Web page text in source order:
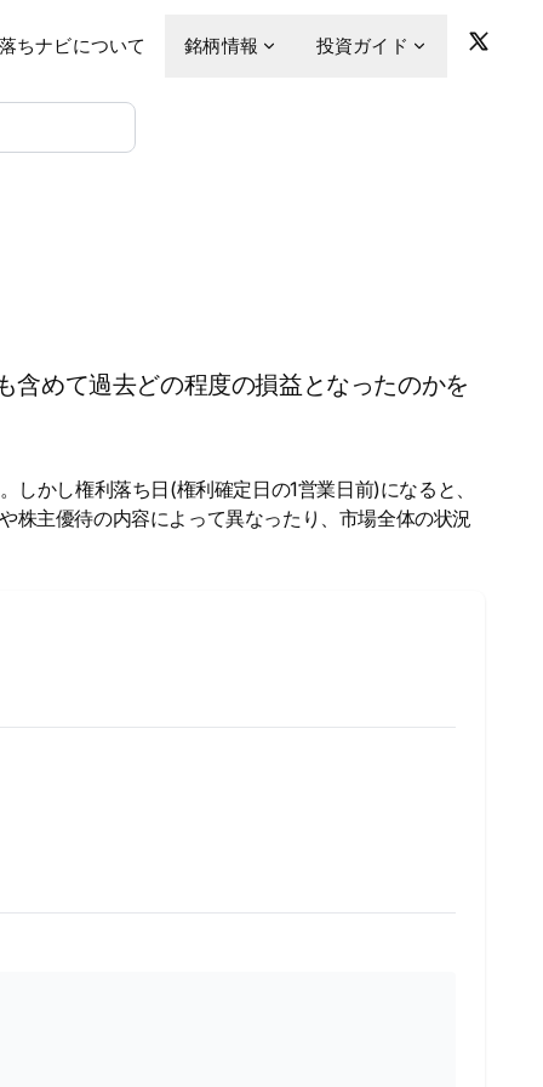
ちナビについて 銘柄情報 投資ガイド
含めて過去どの程度の損益となったのかを
かし権利落ち日(権利確定日の1営業日前)になると、
株主優待の内容によって異なったり、市場全体の状況